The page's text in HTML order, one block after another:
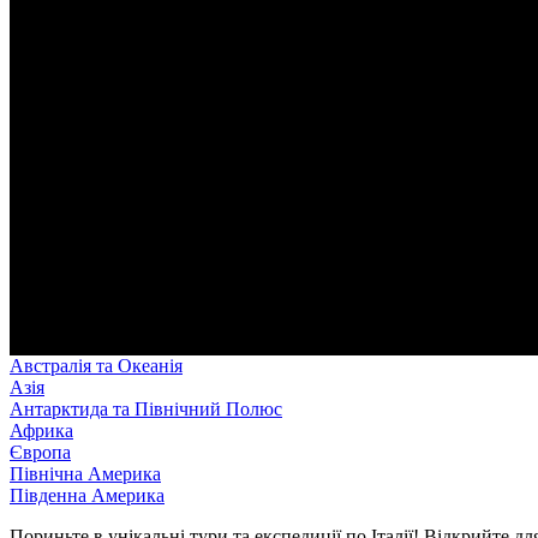
Австралія та Океанія
Азія
Антарктида та Північний Полюс
Африка
Європа
Північна Америка
Південна Америка